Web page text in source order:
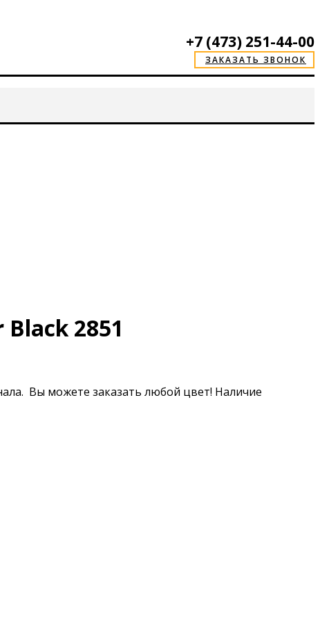
+7 (473) 251-44-00
ЗАКАЗАТЬ ЗВОНОК
2851
Вы можете заказать любой цвет! Наличие